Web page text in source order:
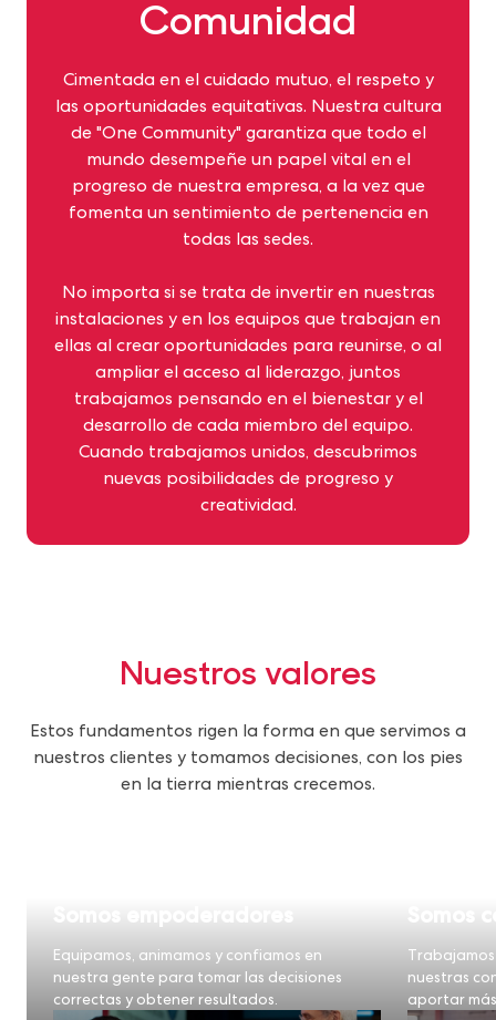
Comunidad
Cimentada en el cuidado mutuo, el respeto y
las oportunidades equitativas. Nuestra cultura
de "One Community" garantiza que todo el
mundo desempeñe un papel vital en el
progreso de nuestra empresa, a la vez que
fomenta un sentimiento de pertenencia en
todas las sedes.
No importa si se trata de invertir en nuestras
instalaciones y en los equipos que trabajan en
ellas al crear oportunidades para reunirse, o al
ampliar el acceso al liderazgo, juntos
trabajamos pensando en el bienestar y el
desarrollo de cada miembro del equipo.
Cuando trabajamos unidos, descubrimos
nuevas posibilidades de progreso y
creatividad.
Nuestros valores
Estos fundamentos rigen la forma en que servimos a
nuestros clientes y tomamos decisiones, con los pies
en la tierra mientras crecemos.
Equipamos, animamos y confiamos en
nuestra gente para tomar las decisiones
correctas y obtener resultados.
nuestras
aportar